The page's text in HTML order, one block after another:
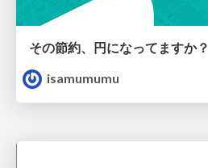
その節約、円になってますか？
isamumumu